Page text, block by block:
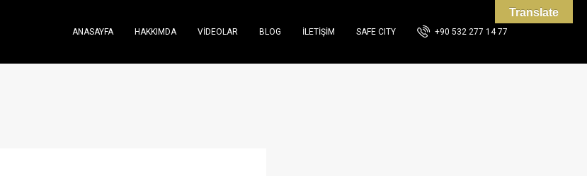
ANASAYFA HAKKIMDA VIDEOLAR BLOG İLETIŞIM SAFE CITY +90 532 277 14 77
Translate